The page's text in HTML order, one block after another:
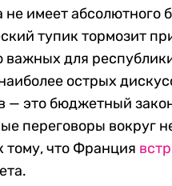
не имеет абсолютного
тупик тормозит
для
острых
— это бюджетный
переговоры вокруг
тому, что Франция